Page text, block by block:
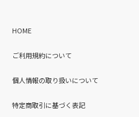
HOME
ご利用規約について
個人情報の取り扱いについて
特定商取引に基づく表記